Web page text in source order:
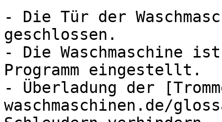
- Die Tür der
geschlossen.
- Die Waschmaschine
Programm eingestellt.
- Überladung der
waschmaschinen.de/